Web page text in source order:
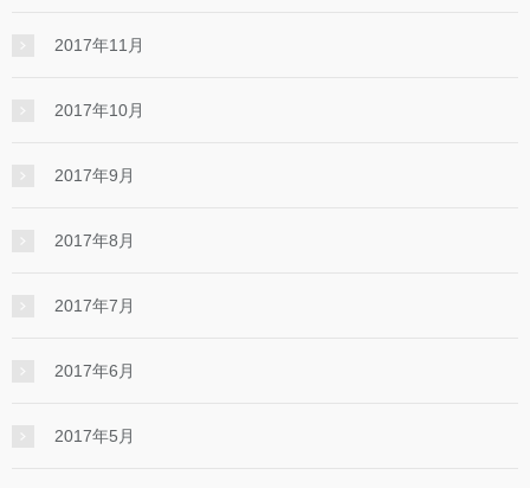
2017年11月
2017年10月
2017年9月
2017年8月
2017年7月
2017年6月
2017年5月